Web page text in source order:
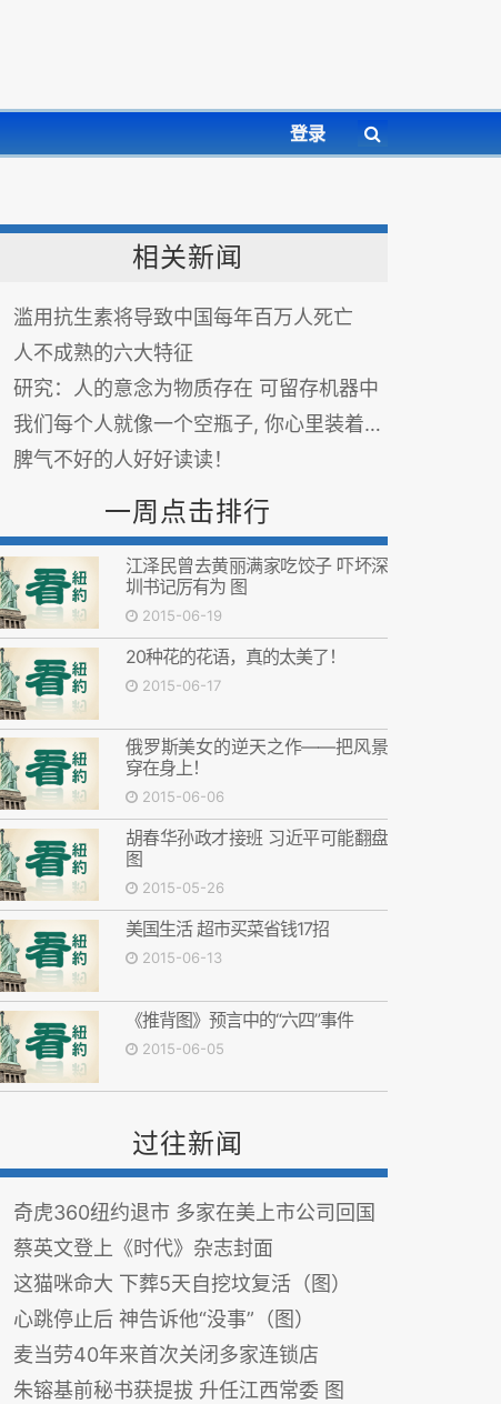
登录
相关新闻
滥用抗生素将导致中国每年百万人死亡
人不成熟的六大特征
研究：人的意念为物质存在 可留存机器中
我们每个人就像一个空瓶子, 你心里装着什么, 就会得到...
脾气不好的人好好读读！
一周点击排行
江泽民曾去黄丽满家吃饺子 吓坏深
圳书记厉有为 图
2015-06-19
20种花的花语，真的太美了！
2015-06-17
俄罗斯美女的逆天之作——把风景
穿在身上！
2015-06-06
胡春华孙政才接班 习近平可能翻盘
图
2015-05-26
美国生活 超市买菜省钱17招
2015-06-13
《推背图》预言中的“六四”事件
2015-06-05
过往新闻
奇虎360纽约退市 多家在美上市公司回国
蔡英文登上《时代》杂志封面
这猫咪命大 下葬5天自挖坟复活（图）
心跳停止后 神告诉他“没事”（图）
麦当劳40年来首次关闭多家连锁店
朱镕基前秘书获提拔 升任江西常委 图